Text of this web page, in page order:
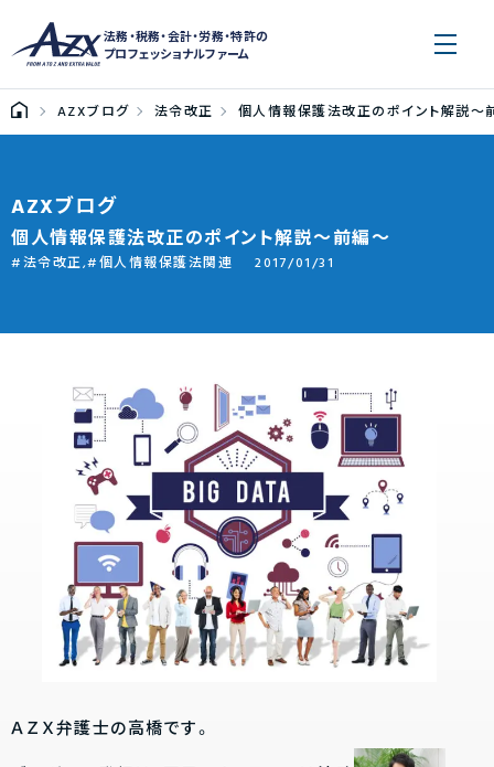
法務・税務・会計・労務・特許の
プロフェッショナルファーム
AZXブログ 法令改正 個人情報保護法改正のポイント解説～
AZXブログ
個人情報保護法改正のポイント解説～前編～
法令改正, 個人情報保護法関連 2017/01/31
ＡＺＸ弁護士の高橋です。